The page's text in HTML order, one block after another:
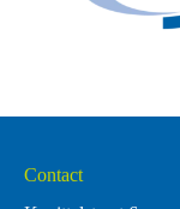
Contact